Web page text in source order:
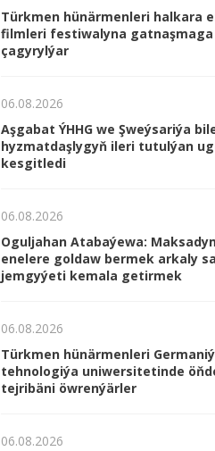
Türkmen hünärmenleri halkara
filmleri festiwalyna gatnaşmaga
çagyrylýar
06.08.2026
Aşgabat ÝHHG we Şweýsariýa
hyzmatdaşlygyň ileri tutulýan
kesgitledi
06.08.2026
Oguljahan Atabaýewa:
enelere goldaw bermek arkaly
jemgyýeti kemala getirmek
06.08.2026
Türkmen hünärmenleri
tehnologiýa uniwersitetinde
tejribäni öwrenýärler
06.08.2026